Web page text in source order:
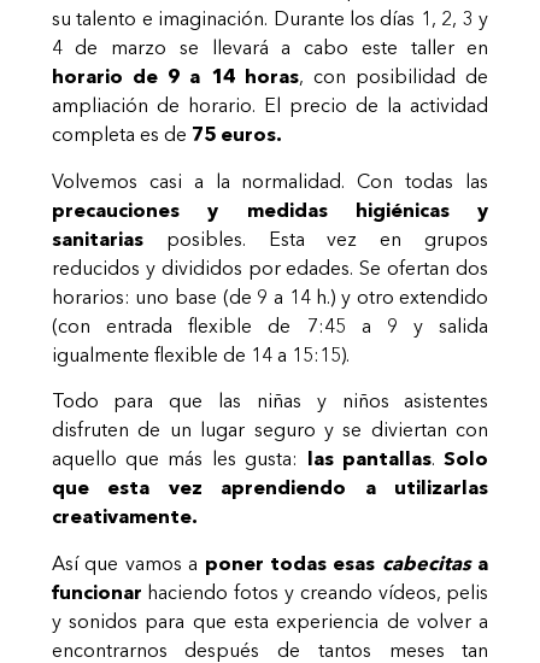
su talento e imaginación. Durante los días 1, 2, 3 y
4 de marzo se llevará a cabo este taller en
horario de 9 a 14 horas, con posibilidad de
ampliación de horario. El precio de la actividad
completa es de 75 euros.
Volvemos casi a la normalidad. Con todas las
precauciones y medidas higiénicas y
sanitariasposibles. Esta vez en grupos
reducidos y divididos por edades. Se ofertan dos
horarios: uno base (de 9 a 14 h.) y otro extendido
(con entrada flexible de 7:45 a 9 y salida
igualmente flexible de 14 a 15:15).
Todo para que las niñas y niños asistentes
disfruten de un lugar seguro y se diviertan con
aquello que más les gusta: las pantallas. Solo
que esta vez aprendiendo a utilizarlas
creativamente.
Así que vamos a poner todas esas cabecitas a
funcionar haciendo fotos y creando vídeos, pelis
y sonidos para que esta experiencia de volver a
encontrarnos después de tantos meses tan